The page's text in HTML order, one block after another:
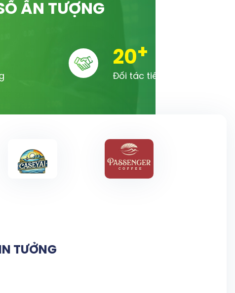
ẤN TƯỢNG
20+
Đối tác tiêu biểu
TƯỞNG